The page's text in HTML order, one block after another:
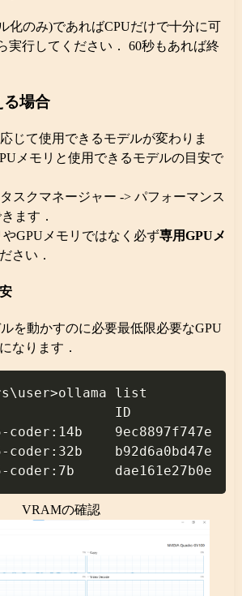
化のみ)であればCPUだけで十分に可
実行してください． 60秒もあれば終
る場合
じて使用できるモデルが変わりま
メモリと使用できるモデルの目安で
スクマネージャー -> パフォーマンス
ます．
GPUメモリではなく必ず専用GPUメ
さい．
を動かすのに必要最低限必要なGPU
なります．
list
ID
coder:14b    9ec8897f747e
coder:32b    b92d6a0bd47e
VRAMの確認